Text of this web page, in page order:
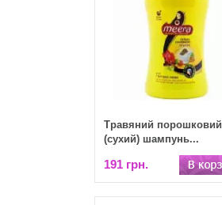
Травяний порошковий
(сухий) шампунь...
191 грн.